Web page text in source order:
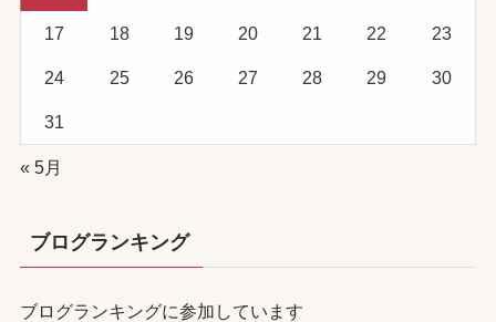
17 18 19 20 21 22 23
24 25 26 27 28 29 30
31
« 5月
ブログランキング
ブログランキングに参加しています